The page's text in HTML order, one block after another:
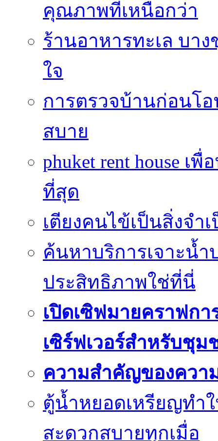
คุณภาพที่เหนือกว่า
ร้านอาหารทะเล บา
ใจ
การตรวจบ้านก่อนโ
สบาย
phuket rent house
ที่สุด
เตียงคนไข้เป็นสิ่งจำ
ค้นหาบริการเจาะน้
ประสิทธิภาพใช่ที่นี่
เปิดเซิฟมายคราฟกา
เซิร์ฟเวอร์สำหรับชุม
ความสำคัญของควา
ตู้น้ำหยอดเหรียญทำ
สะดวกสบายทุกเมื่อ